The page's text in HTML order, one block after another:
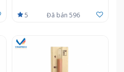
5 Đã bán 596